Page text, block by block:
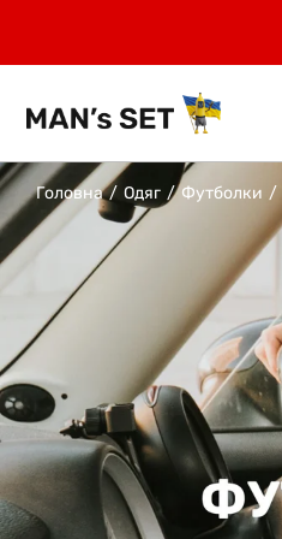
Головна Одяг Футболки